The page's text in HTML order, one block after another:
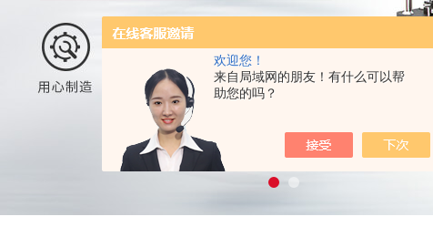
欢迎您！
来自局域网的朋友！有什么可以帮
助您的吗？